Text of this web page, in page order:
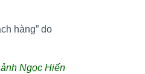
hàng” do
Ngọc Hiến